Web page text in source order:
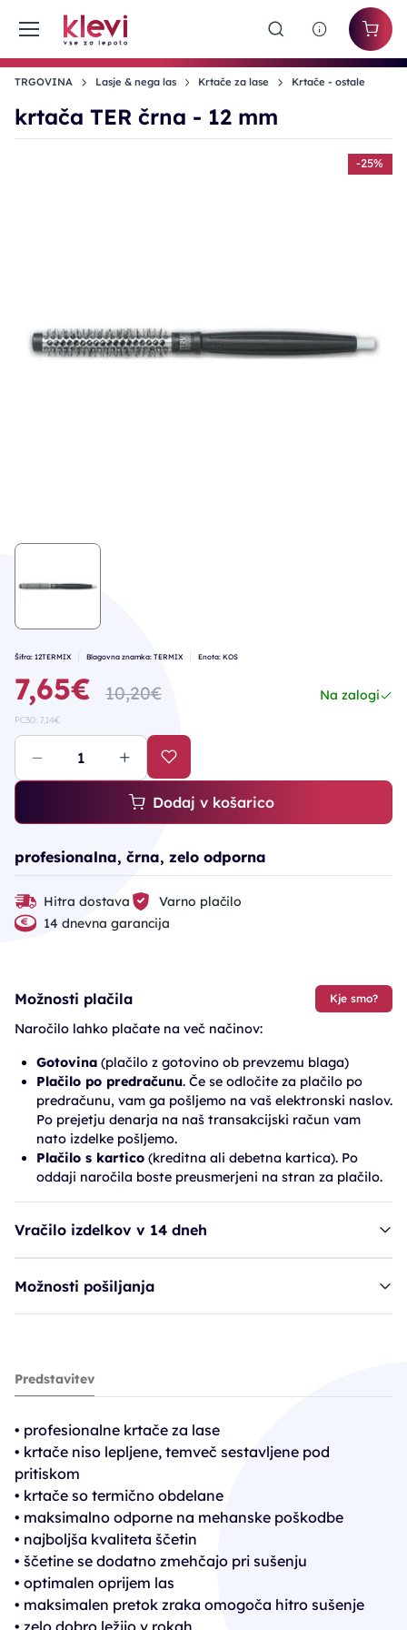
TRGOVINA Lasje & nega las Krtače za lase Krtače - ostale
krtača TER črna - 12 mm
-25%
Šifra: 12TERMIX Blagovna znamka: TERMIX Enota: KOS
7,65€ 10,20€ Na zalogi
PC30: 7,14€
Dodaj v košarico
profesionalna, črna, zelo odporna
Hitra dostava
Varno plačilo
14 dnevna garancija
Možnosti plačila Kje smo?
Naročilo lahko plačate na več načinov:
Gotovina (plačilo z gotovino ob prevzemu blaga)
Plačilo po predračunu. Če se odločite za plačilo po
predračunu, vam ga pošljemo na vaš elektronski naslov.
Po prejetju denarja na naš transakcijski račun vam
nato izdelke pošljemo.
Plačilo s kartico (kreditna ali debetna kartica). Po
oddaji naročila boste preusmerjeni na stran za plačilo.
Vračilo izdelkov v 14 dneh
Možnosti pošiljanja
krtača TER črna - 12 mm
7,65€
10,20€
PC30: 7,14€
Predstavitev
• profesionalne krtače za lase
• krtače niso lepljene, temveč sestavljene pod
pritiskom
• krtače so termično obdelane
• maksimalno odporne na mehanske poškodbe
• najboljša kvaliteta ščetin
• ščetine se dodatno zmehčajo pri sušenju
• optimalen oprijem las
• maksimalen pretok zraka omogoča hitro sušenje
• zelo dobro ležijo v rokah